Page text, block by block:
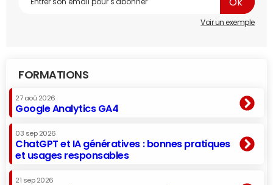
Voir un exemple
FORMATIONS
27 aoû 2026
Google Analytics GA4
03 sep 2026
ChatGPT et IA génératives : bonnes pratiques
et usages responsables
21 sep 2026